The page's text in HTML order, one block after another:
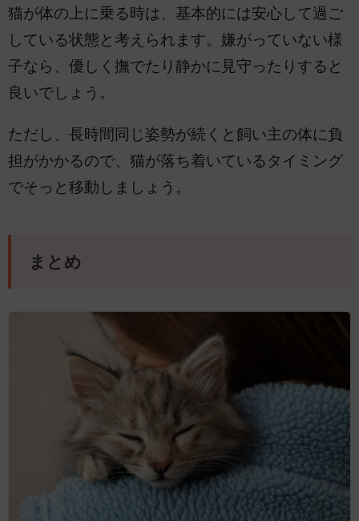
猫が体の上に乗る時は、基本的には安心して過ご
している状態と考えられます。嫌がっていない様
子なら、優しく撫でたり静かに見守ったりすると
良いでしょう。
ただし、長時間同じ姿勢が続くと飼い主の体に負
担がかかるので、猫が落ち着いているタイミング
でそっと移動しましょう。
まとめ